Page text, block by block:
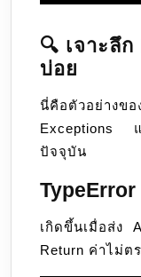
🔍 เจาะลึ
บ่อย
นี่คือตัวอย่างขอ
Exceptions แ
ปัจจุบัน
TypeError
เกิดขึ้นเมื่อส่ง
Return ค่าไม่ต